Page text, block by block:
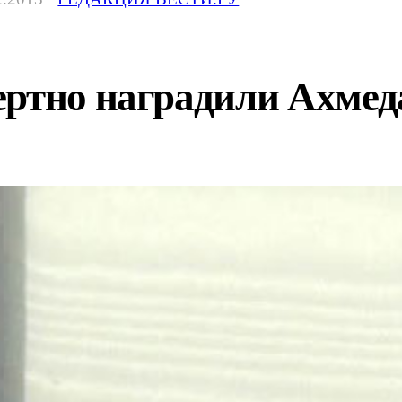
наградили